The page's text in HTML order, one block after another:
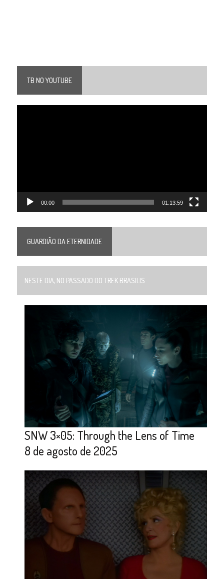
TB NO YOUTUBE
00:00 01:13:59
GUARDIÃO DA ETERNIDADE
NESTE DIA, NO PASSADO DO TREK BRASILIS...
SNW 3×05: Through the Lens of Time
8 de agosto de 2025